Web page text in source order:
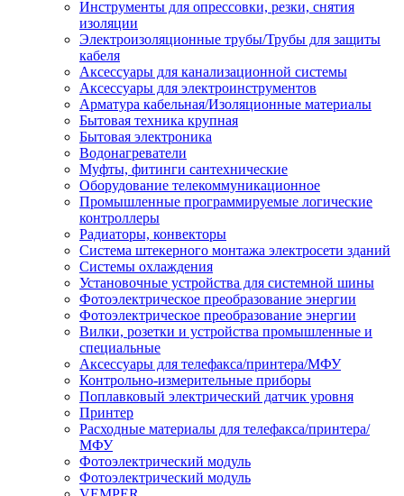
Инструменты для опрессовки, резки, снятия
изоляции
Электроизоляционные трубы/Трубы для защиты
кабеля
Аксессуары для канализационной системы
Аксессуары для электроинструментов
Арматура кабельная/Изоляционные материалы
Бытовая техника крупная
Бытовая электроника
Водонагреватели
Муфты, фитинги сантехнические
Оборудование телекоммуникационное
Промышленные программируемые логические
контроллеры
Радиаторы, конвекторы
Система штекерного монтажа электросети зданий
Системы охлаждения
Установочные устройства для системной шины
Фотоэлектрическое преобразование энергии
Фотоэлектрическое преобразование энергии
Вилки, розетки и устройства промышленные и
специальные
Аксессуары для телефакса/принтера/МФУ
Контрольно-измерительные приборы
Поплавковый электрический датчик уровня
Принтер
Расходные материалы для телефакса/принтера/
МФУ
Фотоэлектрический модуль
Фотоэлектрический модуль